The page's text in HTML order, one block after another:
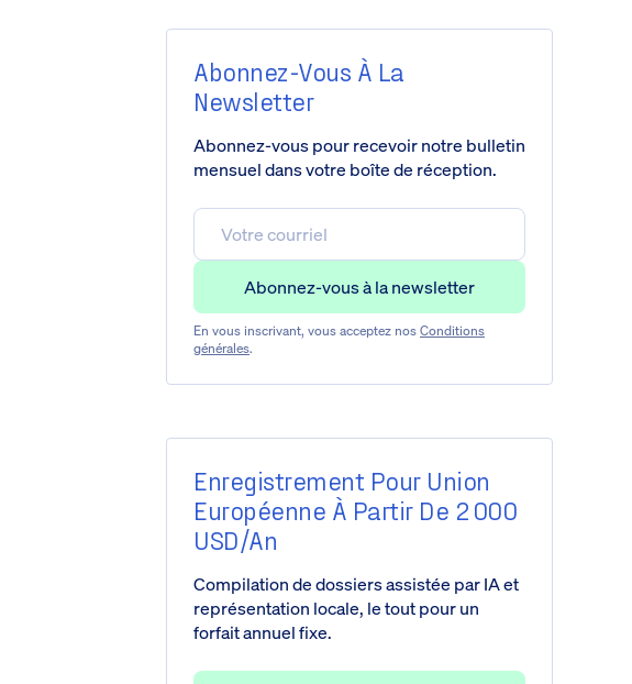
Abonnez-Vous À La
Newsletter
Abonnez-vous pour recevoir notre bulletin
mensuel dans votre boîte de réception.
En vous inscrivant, vous acceptez nos Conditions
générales.
Enregistrement Pour Union
Européenne À Partir De 2 000
USD/an
Compilation de dossiers assistée par IA et
représentation locale, le tout pour un
forfait annuel fixe.